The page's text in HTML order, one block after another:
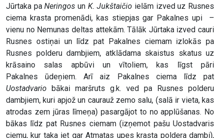
Jūrtaka paNeringos un K. Jukštaičio ielām izved uz Rusnes
ciema krasta promenādi, kas stiepjas gar Pakalnes upi –
vienu no Nemunas deltas attekām. Tālāk Jūrtaka izved cauri
Rusnes ostiņai un līdz pat Pakalnes ciemam izlokās pa
Rusnes polderu dambjiem, atklādama skaistus skatus uz
krāsaino salas apbūvi un vītoliem, kas līgst pāri
Pakalnes ūdeņiem. Arī aiz Pakalnes ciema līdz pat
Uostadvario bākai maršruts g.k. ved pa Rusnes polderu
dambjiem, kuri apjož un caurauž zemo salu, (salā ir vieta, kas
atrodas zem jūras līmeņa) pasargājot to no applūšanas. No
bākas līdz pat Rusnes ciemam (izņemot pašu Uostadvaris
ciemu, kur taka iet gar Atmatas upes krasta poldera dambi),